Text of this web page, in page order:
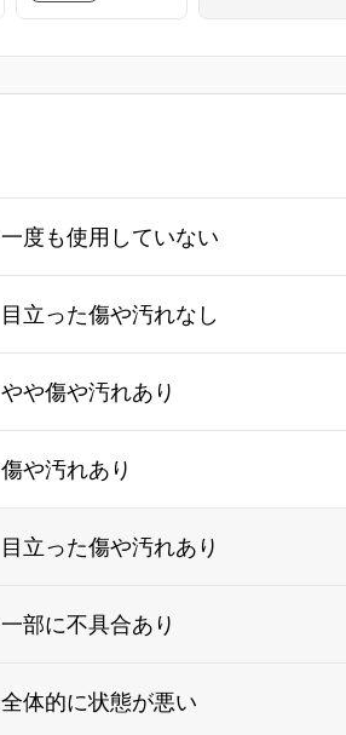
一度も使用していない
目立った傷や汚れなし
やや傷や汚れあり
傷や汚れあり
目立った傷や汚れあり
一部に不具合あり
全体的に状態が悪い